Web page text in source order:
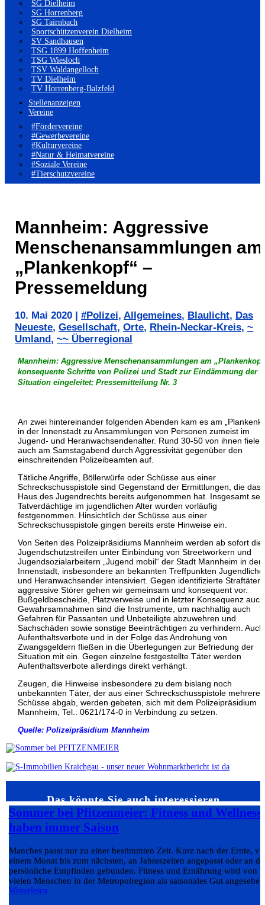
SG Dielheim
SG Horrenberg
SG Tairnbach
Sportschützenverein Dielheim
SV Sandhausen
TSG 1899 Hoffenheim
TSG Wiesloch
TSV Waldangelloch
TV Dielheim
TV Horrenberg-Balzfeld
Stellenanzeigen
Vereine
#Fördervereine
#Gewerbevereine
#Kulturvereine
#Natur & Heimatvereine
#Soziale Vereine
#Tierschutzvereine
Mannheim: Aggressive
Menschenansammlungen am
„Plankenkopf“ –
Pressemeldung
10. Mai 2020 #Polizei, Allgemeines, Blaulicht, Das
Neueste, Gesellschaft, Orte, Rhein-Neckar-Kreis, ~
Umland , ~~ Überregional
Mannheim: Aggressive Menschenansammlungen am
konsequente Schritte von Polizei und Stadt zur Eindämmung der
Situation eingeleitet; Pressemitteilung Nr. 3
An zwei hintereinander folgenden Abenden kam es am
in der Innenstadt zu Ansammlungen von Personen zumeist im
Jugend- und Heranwachsendenalter. Rund 30-50 von ihnen fielen
auch am Samstagabend durch Aggressivität gegenüber den
einschreitenden Polizeibeamten auf.
Tätliche Angriffe, Böllerwürfe oder Schüsse aus einer
Schreckschusspistole sind Gegenstand der Ermittlungen, die das
Haus des Jugendrechts bereits aufgenommen hat. Insgesamt
Tatverdächtige im jugendlichen Alter wurden vorläufig
festgenommen. Hinsichtlich der Schüsse aus einer
Schreckschusspistole gingen bereits erste Hinweise ein.
Von Seiten des Polizeipräsidiums Mannheim werden ab sofort die
Jugendschutzstreifen unter Einbindung von Streetworkern und
Jugendsozialarbeitern „Jugend mobil“ der Stadt Mannheim in der
Innenstadt, insbesondere an bekannten Treffpunkten
und Heranwachsender intensiviert. Gegen identifizierte Straftäter
aggressive Störer gehen wir gemeinsam und konsequent vor.
Bußgeldbescheide, Platzverweise und in letzter Konsequenz auch
Gewahrsamnahmen sind die Instrumente, um nachhaltig auch
Gefahren für Passanten und Unbeteiligte abzuwehren und
Sachschäden sowie sonstige Beeinträchtigen zu verhindern. Auch
Aufenthaltsverbote und in der Folge das Androhung von
Zwangsgeldern fließen in die Überlegungen zur Befriedung der
Situation mit ein. Gegen einzelne festgestellte Täter werden
Aufenthaltsverbote allerdings direkt verhängt.
Zeugen, die Hinweise insbesondere zu dem bislang noch
unbekannten Täter, der aus einer Schreckschusspistole mehrere
Schüsse abgab, werden gebeten, sich mit dem Polizeipräsidium
Mannheim, Tel.: 0621/174-0 in Verbindung zu setzen.
Quelle: Polizeipräsidium Mannheim
Das könnte Sie auch interessieren…
Sommer bei Pfitzenmeier: Fitness und Wellness
haben immer Saison
Manches passt nur zu einer bestimmten Zeit. Kurz nach der Ernte,
einem Monat bis zum nächsten, an Jahreszeiten angepasst oder an
persönliche Empfinden gebunden. Fitness und Ernährung wird von
vielen Menschen in der Metropolregion als saisonales Gut
Weiterlesen